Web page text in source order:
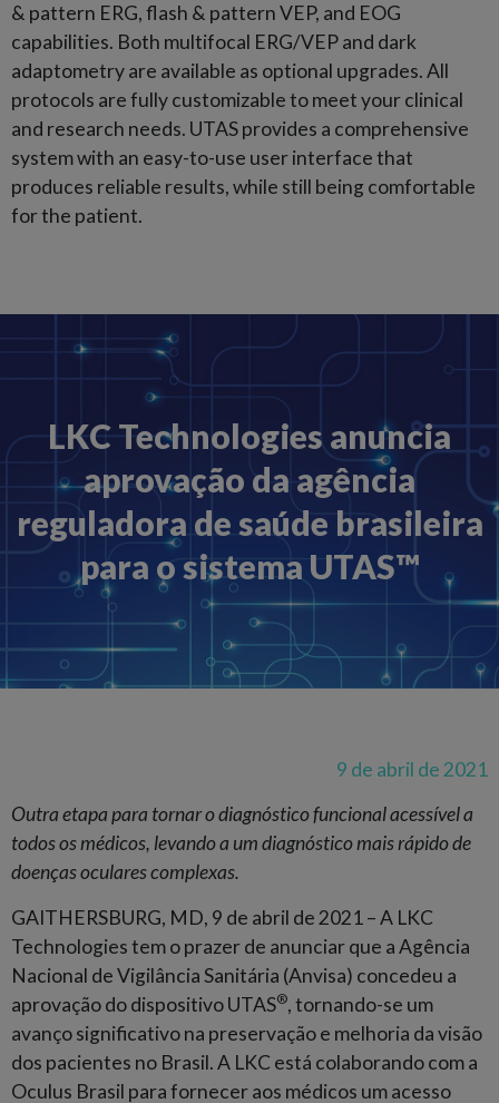
& pattern ERG, flash & pattern VEP, and EOG
capabilities. Both multifocal ERG/VEP and dark
adaptometry are available as optional upgrades. All
protocols are fully customizable to meet your clinical
and research needs. UTAS provides a comprehensive
system with an easy-to-use user interface that
produces reliable results, while still being comfortable
for the patient.
LKC Technologies anuncia
aprovação da agência
reguladora de saúde brasileira
para o sistema UTAS™
9 de abril de 2021
Outra etapa para tornar o diagnóstico funcional acessível a
todos os médicos, levando a um diagnóstico mais rápido de
doenças oculares complexas.
GAITHERSBURG, MD, 9 de abril de 2021 – A LKC
Technologies tem o prazer de anunciar que a Agência
Nacional de Vigilância Sanitária (Anvisa) concedeu a
aprovação do dispositivo UTAS®, tornando-se um
avanço significativo na preservação e melhoria da visão
dos pacientes no Brasil. A LKC está colaborando com a
Oculus Brasil para fornecer aos médicos um acesso